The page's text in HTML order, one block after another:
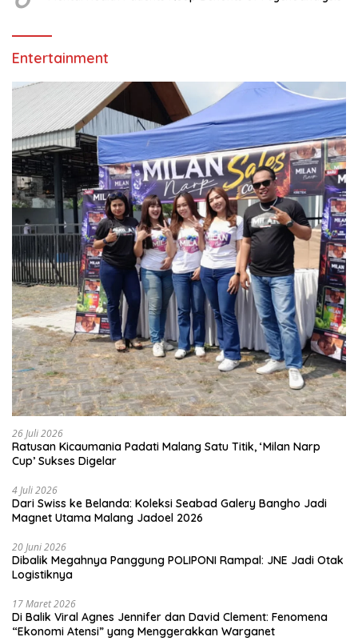
Entertainment
26 Juli 2026
Ratusan Kicaumania Padati Malang Satu Titik, ‘Milan Narp
Cup’ Sukses Digelar
4 Juli 2026
Dari Swiss ke Belanda: Koleksi Seabad Galery Bangho Jadi
Magnet Utama Malang Jadoel 2026
20 Juni 2026
Dibalik Megahnya Panggung POLIPONI Rampal: JNE Jadi Otak
Logistiknya
17 Maret 2026
Di Balik Viral Agnes Jennifer dan David Clement: Fenomena
“Ekonomi Atensi” yang Menggerakkan Warganet